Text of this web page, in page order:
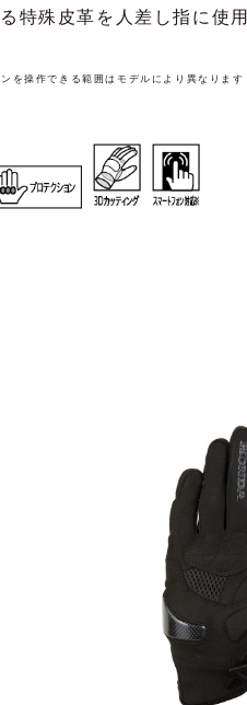
特殊皮革を人差し指に使用
を操作できる範囲はモデルにより異なります